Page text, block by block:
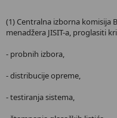
(1) Centralna izborna komisija
menadžera JISIT-a, proglasiti
- probnih izbora,
- distribucije opreme,
- testiranja sistema,